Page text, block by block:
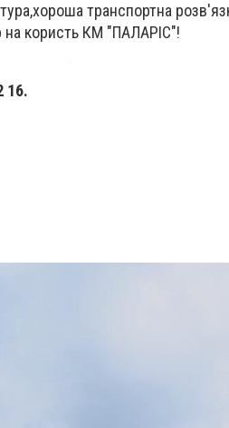
транспортна
на користь КМ "ПАЛАРІС"!
16.